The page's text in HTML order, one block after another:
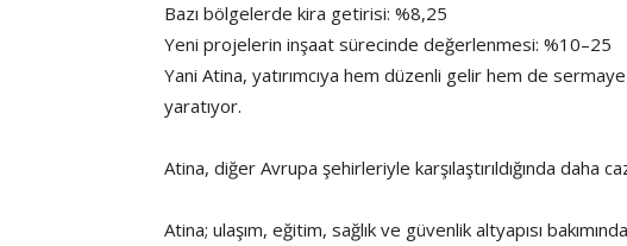
Bazı bölgelerde kira getirisi: %8,25
Yeni projelerin inşaat sürecinde değerlenmesi: %10–25
Yani Atina, yatırımcıya hem düzenli gelir hem de
yaratıyor.
Atina, diğer Avrupa şehirleriyle karşılaştırıldığında daha
Atina; ulaşım, eğitim, sağlık ve güvenlik altyapısı